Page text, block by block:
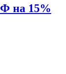
на 15%